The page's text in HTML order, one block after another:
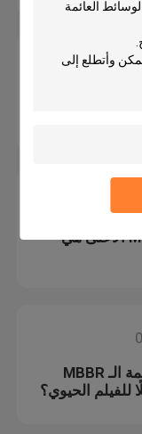
هل نسبة التعبئة MBBR الأعلى هي
لماذا يواجه بعض أنظمة الـ MBBR
للفيلم الحيوي؟